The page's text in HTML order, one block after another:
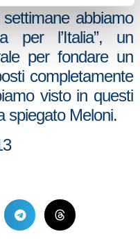
abbiamo
per l’Italia”, un
per fondare un
completamente
visto in questi
spiegato Meloni.